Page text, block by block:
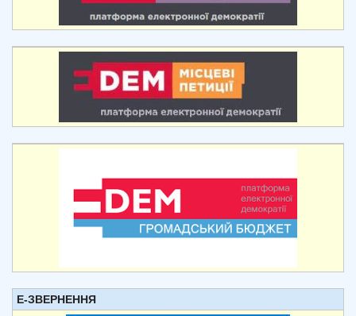
Е-ЗВЕРНЕННЯ